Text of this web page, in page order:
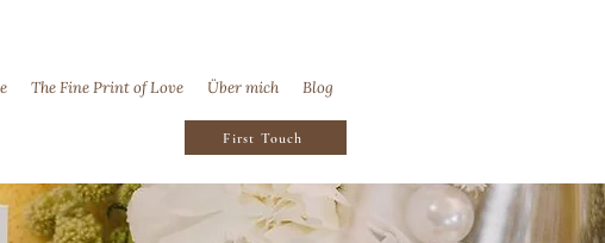
The Fine Print of Love Über mich Blog
First Touch